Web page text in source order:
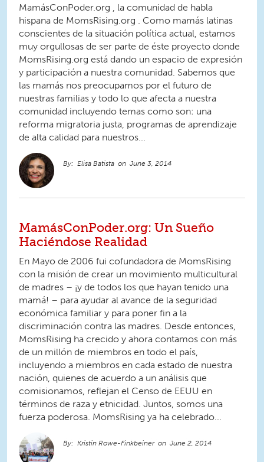
MamásConPoder.org , la comunidad de habla
hispana de MomsRising.org . Como mamás latinas
conscientes de la situación política actual, estamos
muy orgullosas de ser parte de éste proyecto donde
MomsRising.org está dando un espacio de expresión
y participación a nuestra comunidad. Sabemos que
las mamás nos preocupamos por el futuro de
nuestras familias y todo lo que afecta a nuestra
comunidad incluyendo temas como son: una
reforma migratoria justa, programas de aprendizaje
de alta calidad para nuestros...
Elisa Batista June 3, 2014
MamásConPoder.org: Un Sueño
Haciéndose Realidad
En Mayo de 2006 fui cofundadora de MomsRising
con la misión de crear un movimiento multicultural
de madres – ¡y de todos los que hayan tenido una
mamá! – para ayudar al avance de la seguridad
económica familiar y para poner fin a la
discriminación contra las madres. Desde entonces,
MomsRising ha crecido y ahora contamos con más
de un millón de miembros en todo el país,
incluyendo a miembros en cada estado de nuestra
nación, quienes de acuerdo a un análisis que
comisionamos, reflejan el Censo de EEUU en
términos de raza y etnicidad. Juntos, somos una
fuerza poderosa. MomsRising ya ha celebrado...
Kristin Rowe-Finkbeiner June 2, 2014